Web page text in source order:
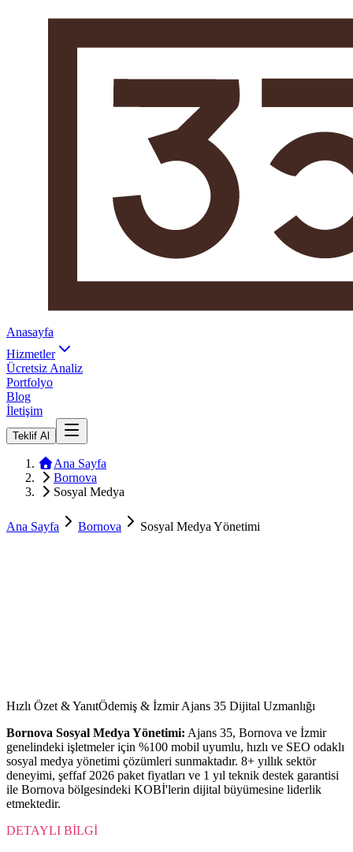
Anasayfa
Hizmetler
Ücretsiz Analiz
Portfolyo
Blog
İletişim
Teklif Al
Ana Sayfa
Bornova
Sosyal Medya
Ana Sayfa Bornova Sosyal Medya Yönetimi
Hızlı Özet & YanıtÖdemiş & İzmir Ajans 35 Dijital Uzmanlığı
Bornova Sosyal Medya Yönetimi: Ajans 35, Bornova ve İzmir
genelindeki işletmeler için %100 mobil uyumlu, hızlı ve SEO odaklı
sosyal medya yönetimi çözümleri sunmaktadır. 8+ yıllık sektör
deneyimi, şeffaf 2026 paket fiyatları ve 1 yıl teknik destek garantisi
ile Bornova bölgesindeki KOBİ'lerin dijital büyümesine liderlik
etmektedir.
DETAYLI BİLGİ